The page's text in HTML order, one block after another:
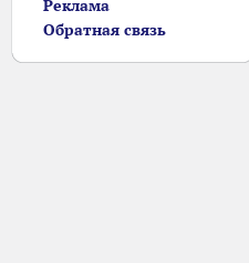
Реклама
Обратная связь